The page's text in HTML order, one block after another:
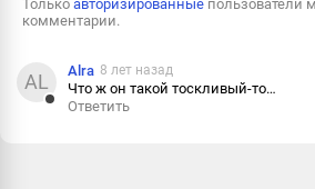
Только авторизированные пользователи
комментарии.
AL Alra 8 лет назад
Что ж он такой тоскливый-то…
Ответить